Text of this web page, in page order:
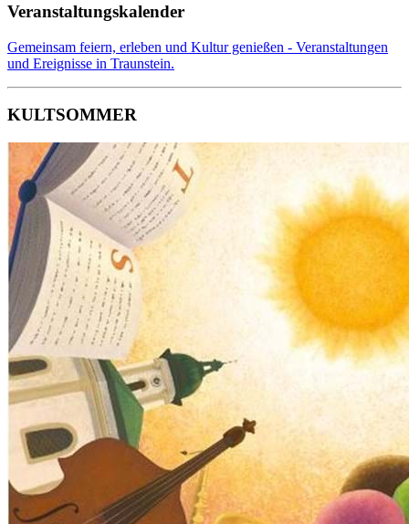
Veranstaltungskalender
Gemeinsam feiern, erleben und Kultur genießen - Veranstaltungen
und Ereignisse in Traunstein.
KULTSOMMER